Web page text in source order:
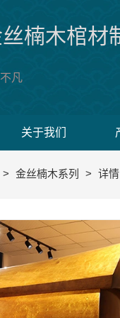
关于我们
楠木棺材
凡
> 金丝楠木系列 > 详情